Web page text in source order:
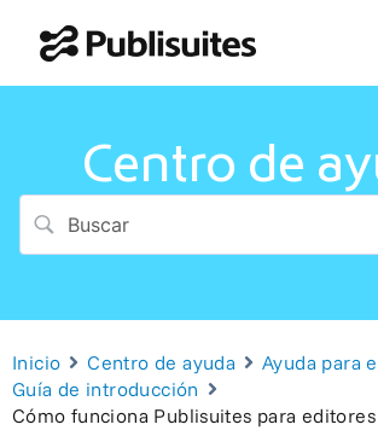
Centro de
Inicio Centro de ayuda
Ayuda para
Guía de introducción
Cómo funciona Publisuites para editores